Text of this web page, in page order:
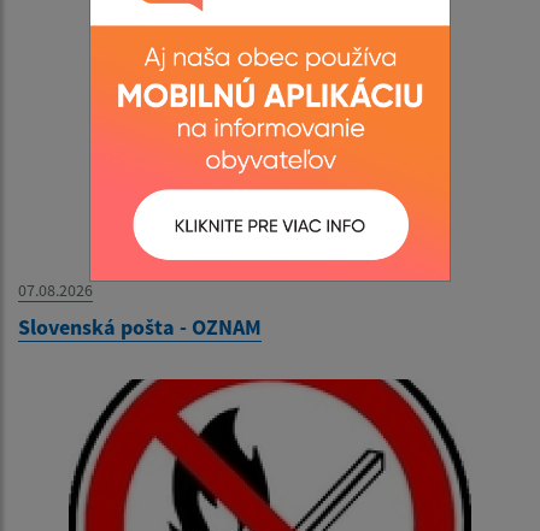
07.08.2026
Slovenská pošta - OZNAM